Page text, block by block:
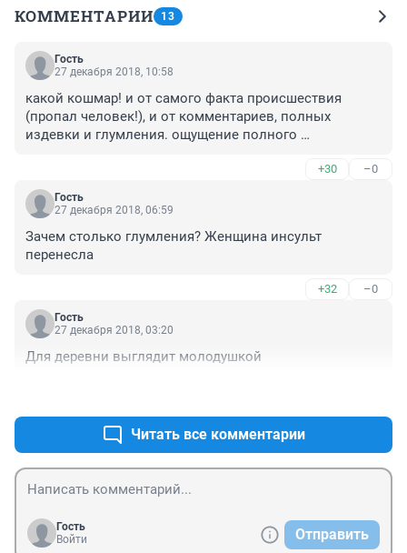
КОММЕНТАРИИ 13
Гость
27 декабря 2018, 10:58
какой кошмар! и от самого факта происшествия
(пропал человек!), и от комментариев, полных
издевки и глумления. ощущение полного
злорадства (это же не со мной, а с какой-то там
"теткой 47 лет, которая выглядит плохо"). Ужас! И это
вместо помощи в поиске человека, который
отсюда! Ведь для комфортного проживания важен не
только экономический климат, но и духовный климат
100 рублей, равнодушно пройдут мимо, когда кого-то
подонки забивают насмерть. ЭТО (отношение друг к
другу) очень важно. Не хочу, чтобы мои дети жили в
"забайкальской стае волков", что показала свой
близких под Новый Год), а комментаторов Бог
рассудит, говорят, существует карма и все наши
+30 –0
Гость
27 декабря 2018, 06:59
Зачем столько глумления? Женщина инсульт
перенесла
+32 –0
Гость
27 декабря 2018, 03:20
Для деревни выглядит молодушкой
Читать все комментарии
Гость
Войти
Отправить